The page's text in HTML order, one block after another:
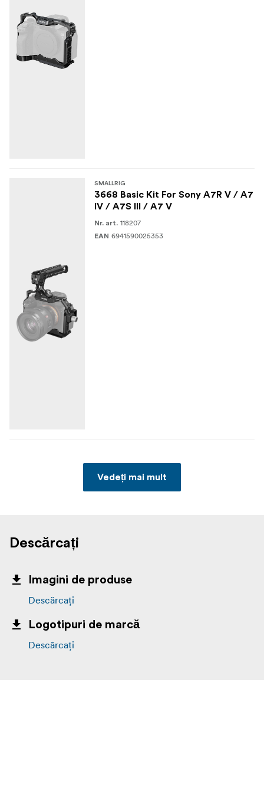
SMALLRIG
3668 Basic Kit For Sony A7R V / A7
IV / A7S III / A7 V
Nr. art. 118207
EAN 6941590025353
Vedeți mai mult
Descărcați
Imagini de produse
Descărcați
Logotipuri de marcă
Descărcați